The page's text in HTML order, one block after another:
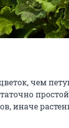
чем
иначе